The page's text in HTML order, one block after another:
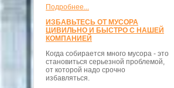
Подробнее...
ИЗБАВЬТЕСЬ ОТ МУСОРА
ЦИВИЛЬНО И БЫСТРО С НАШЕЙ
КОМПАНИЕЙ
Когда собирается много мусора - это
становиться серьезной проблемой,
от которой надо срочно
избавляться.